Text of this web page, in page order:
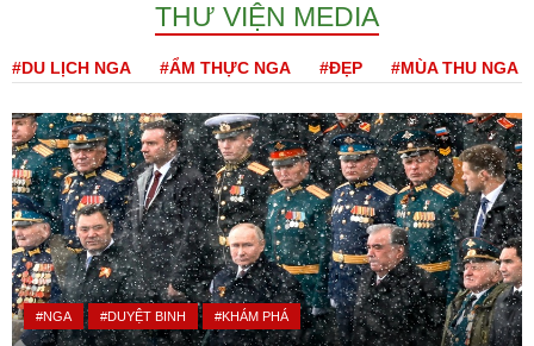
THƯ VIỆN MEDIA
#DU LỊCH NGA #ẨM THỰC NGA #ĐẸP #MÙA THU NGA
#NGA #DUYỆT BINH #KHÁM PHÁ